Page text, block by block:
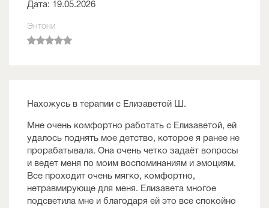
Дата: 19.05.2026
Энтони
Нахожусь в терапии с Елизаветой Ш.
Мне очень комфортно работать с Елизаветой, ей
удалось поднять мое детство, которое я ранее не
прорабатывала. Она очень четко задаёт вопросы
и ведет меня по моим воспоминаниям и эмоциям.
Все проходит очень мягко, комфортно,
нетравмирующе для меня. Елизавета многое
подсветила мне и благодаря ей это все спокойно